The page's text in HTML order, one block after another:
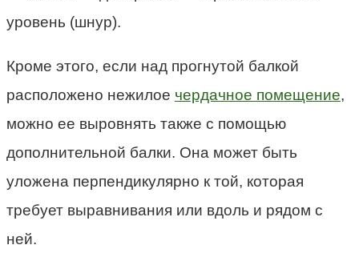
уровень (шнур).
Кроме этого, если над прогнутой балкой
расположено нежилое чердачное помещение,
можно ее выровнять также с помощью
дополнительной балки. Она может быть
уложена перпендикулярно к той, которая
требует выравнивания или вдоль и рядом с
ней.